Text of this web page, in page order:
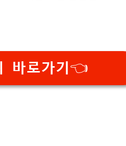
바로가기👈